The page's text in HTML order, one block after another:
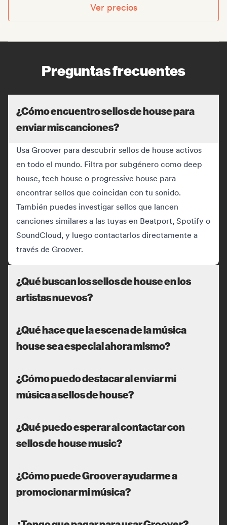
Ver precios
Preguntas frecuentes
¿Cómo encuentro sellos de house para
enviar mis canciones?
Usa Groover para descubrir sellos de house activos
en todo el mundo. Filtra por subgénero como deep
house, tech house o progressive house para
encontrar sellos que coincidan con tu sonido.
También puedes investigar sellos que lancen
canciones similares a las tuyas en Beatport, Spotify o
SoundCloud, y luego contactarlos directamente a
través de Groover.
¿Qué buscan los sellos de house en los
artistas nuevos?
¿Qué hace que la escena de la música
house sea especial ahora mismo?
¿Cómo puedo destacar al enviar mi
música a sellos de house?
¿Qué puedo esperar al contactar con
sellos de house music?
¿Cómo puede Groover ayudarme a
promocionar mi música?